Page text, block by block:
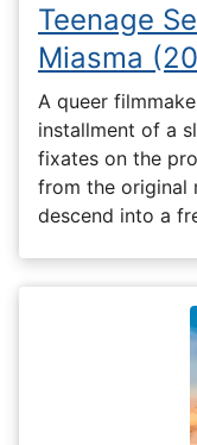
Teenage
Miasma
A queer
installment of a
fixates on the
from the original
descend into a